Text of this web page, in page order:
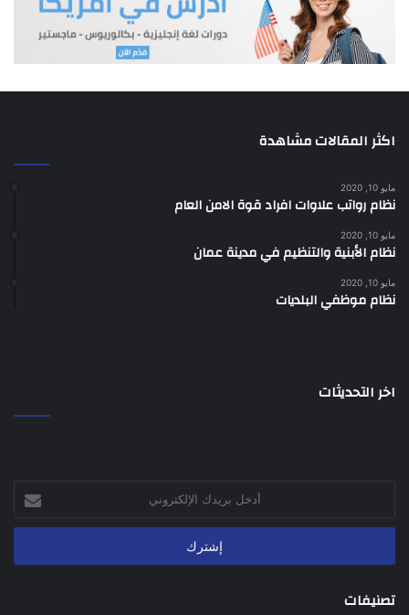
اكثر المقالات مشاهدة
مايو 10, 2020
نظام رواتب علاوات افراد قوة الامن العام
مايو 10, 2020
نظام الأبنية والتنظيم في مدينة عمان
مايو 10, 2020
نظام موظفي البلديات
اخر التحديثات
الإلكتروني
تصنيفات